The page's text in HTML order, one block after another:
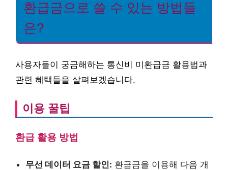
환급금으로 쓸 수 있는 방법들
은?
사용자들이 궁금해하는 통신비 미환급금 활용법과
관련 혜택들을 살펴보겠습니다.
이용 꿀팁
환급 활용 방법
무선 데이터 요금 할인: 환급금을 이용해 다음 개